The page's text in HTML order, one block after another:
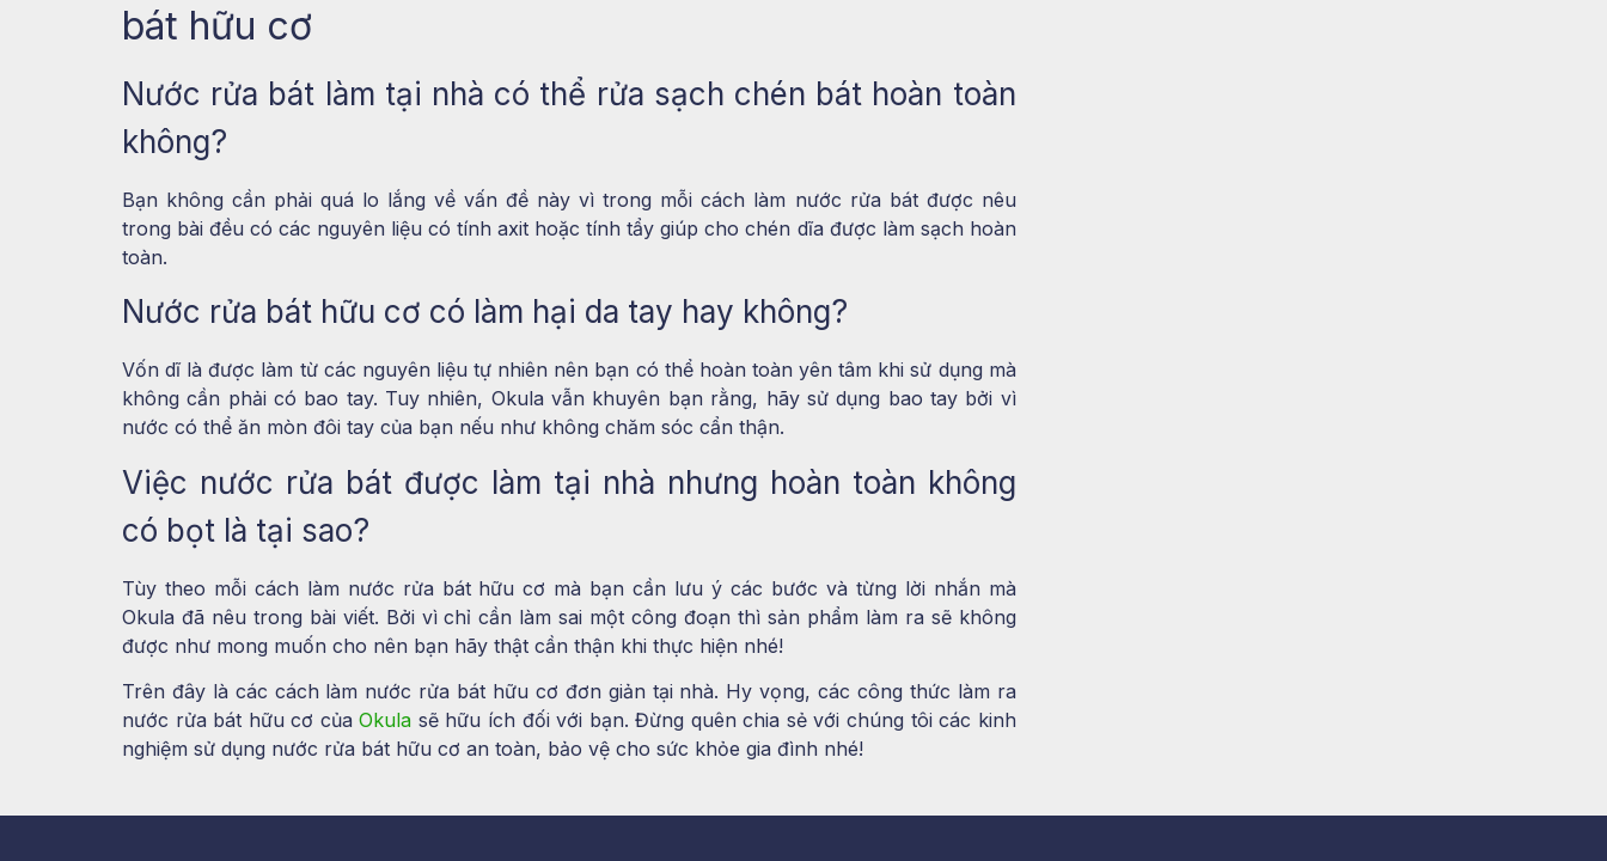
bát hữu cơ
Nước rửa bát làm tại nhà có thể rửa sạch chén bát hoàn toàn
không?
Bạn không cần phải quá lo lắng về vấn đề này vì trong mỗi cách làm nước rửa bát được nêu
trong bài đều có các nguyên liệu có tính axit hoặc tính tẩy giúp cho chén dĩa được làm sạch hoàn
toàn.
Nước rửa bát hữu cơ có làm hại da tay hay không?
Vốn dĩ là được làm từ các nguyên liệu tự nhiên nên bạn có thể hoàn toàn yên tâm khi sử dụng mà
không cần phải có bao tay. Tuy nhiên, Okula vẫn khuyên bạn rằng, hãy sử dụng bao tay bởi vì
nước có thể ăn mòn đôi tay của bạn nếu như không chăm sóc cẩn thận.
Việc nước rửa bát được làm tại nhà nhưng hoàn toàn không
có bọt là tại sao?
Tùy theo mỗi cách làm nước rửa bát hữu cơ mà bạn cần lưu ý các bước và từng lời nhắn mà
Okula đã nêu trong bài viết. Bởi vì chỉ cần làm sai một công đoạn thì sản phẩm làm ra sẽ không
được như mong muốn cho nên bạn hãy thật cần thận khi thực hiện nhé!
Trên đây là các cách làm nước rửa bát hữu cơ đơn giản tại nhà. Hy vọng, các công thức làm ra
nước rửa bát hữu cơ củaOkula sẽ hữu ích đối với bạn. Đừng quên chia sẻ với chúng tôi các kinh
nghiệm sử dụng nước rửa bát hữu cơ an toàn, bảo vệ cho sức khỏe gia đình nhé!